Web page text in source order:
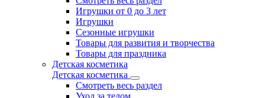
Игрушки от 0 до 3 лет
Игрушки
Сезонные игрушки
Товары для развития и творчества
Товары для праздника
Детская косметика
Детская косметика
Смотреть весь раздел
Уход за телом